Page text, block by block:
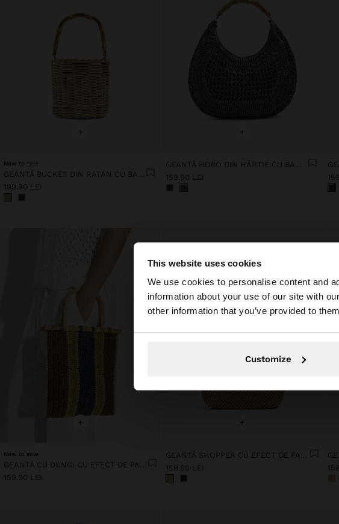
This website uses cookies
We use cookies to personalise content and
information about your use of our site with
other information that you’ve provided to
Customize
Accesați site-ul din Romania.
+
New to sale
199.90 LEI
+
159.90 LEI
+
New to sale
GEANTĂ CU DUNGI CU EFECT DE PAIE DE HÂRTIE CU BAMBUS
159.90 LEI
+
GEANTĂ SHOPPER CU EFECT DE PAIE ȘI MÂNER
159.90 LEI